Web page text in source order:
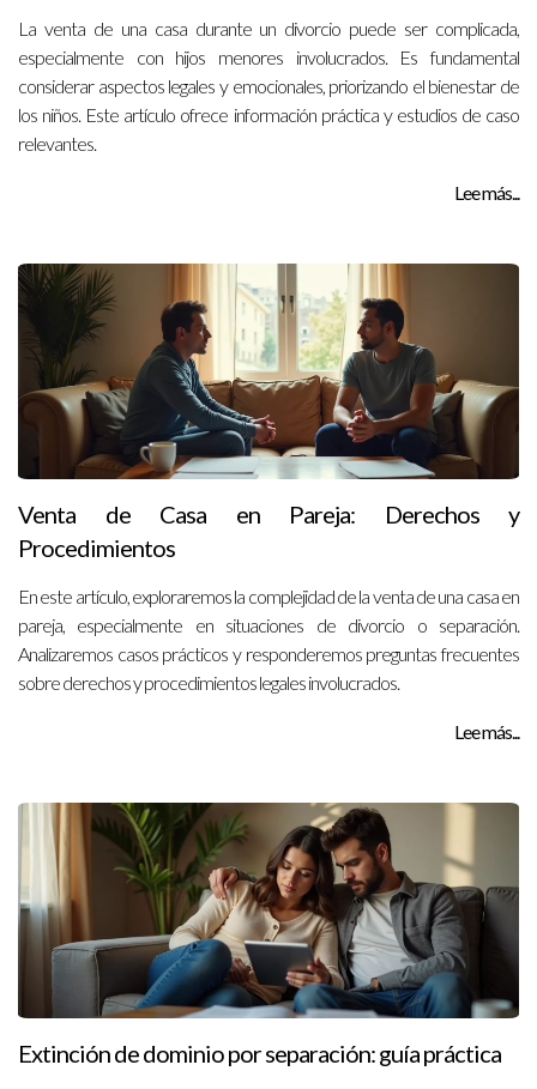
La venta de una casa durante un divorcio puede ser complicada,
especialmente con hijos menores involucrados. Es fundamental
considerar aspectos legales y emocionales, priorizando el bienestar de
los niños. Este artículo ofrece información práctica y estudios de caso
relevantes.
Lee más...
Venta de Casa en Pareja: Derechos y
Procedimientos
En este artículo, exploraremos la complejidad de la venta de una casa en
pareja, especialmente en situaciones de divorcio o separación.
Analizaremos casos prácticos y responderemos preguntas frecuentes
sobre derechos y procedimientos legales involucrados.
Lee más...
Extinción de dominio por separación: guía práctica